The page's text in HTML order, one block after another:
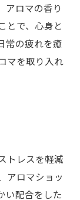
アロマの香り
とで、心身と
常の疲れを癒
マを取り入れ
トレスを軽減
アロマショッ
い配合をした